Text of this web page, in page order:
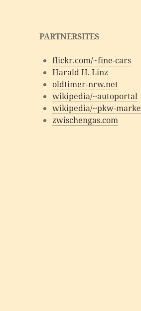
PARTNERSITES
flickr.com/~fine-cars
Harald H. Linz
oldtimer-nrw.net
wikipedia/~autoportal
wikipedia/~pkw-
zwischengas.com